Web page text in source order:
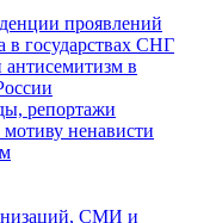
проявлений
в государствах СНГ
в
репортажи
ненависти
СМИ и